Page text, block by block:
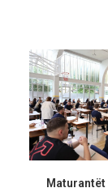
Maturantët